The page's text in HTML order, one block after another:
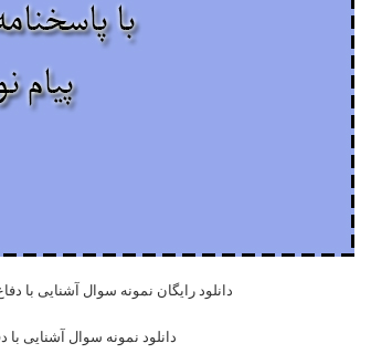
دانلود رایگان نمونه سوال آشنایی با
دانلود نمونه سوال آشنایی با